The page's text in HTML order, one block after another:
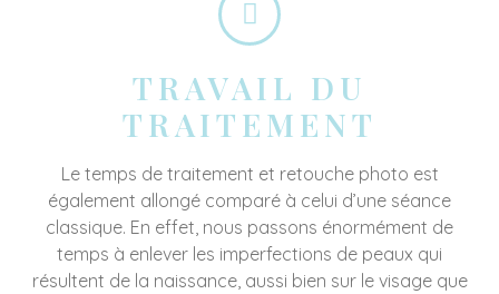
TRAVAIL DU
TRAITEMENT
Le temps de traitement et retouche photo est
également allongé comparé à celui d’une séance
classique. En effet, nous passons énormément de
temps à enlever les imperfections de peaux qui
résultent de la naissance, aussi bien sur le visage que